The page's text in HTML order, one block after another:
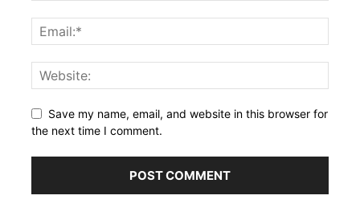
Save my name, email, and website in this browser for
the next time I comment.